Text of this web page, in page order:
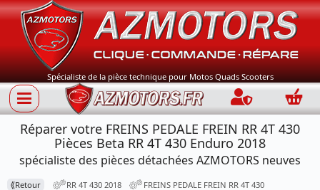
Spécialiste de la pièce technique pour Motos Quads Scooters
Connection
Réparer votre FREINS PEDALE FREIN RR 4T 430
Pièces Beta RR 4T 430 Enduro 2018
spécialiste des pièces détachées AZMOTORS neuves
⟪Retour RR 4T 430 2018 FREINS PEDALE FREIN RR 4T 430